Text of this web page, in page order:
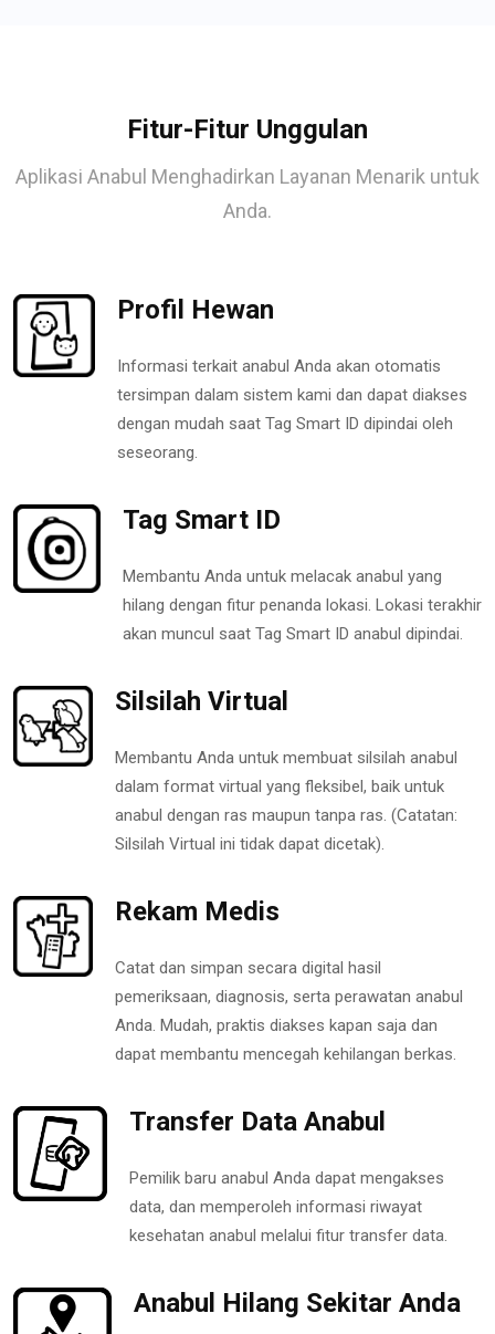
Fitur-Fitur Unggulan
Aplikasi Anabul Menghadirkan Layanan Menarik untuk
Anda.
Profil Hewan
Informasi terkait anabul Anda akan otomatis
tersimpan dalam sistem kami dan dapat diakses
dengan mudah saat Tag Smart ID dipindai oleh
seseorang.
Tag Smart ID
Membantu Anda untuk melacak anabul yang
hilang dengan fitur penanda lokasi. Lokasi terakhir
akan muncul saat Tag Smart ID anabul dipindai.
Silsilah Virtual
Membantu Anda untuk membuat silsilah anabul
dalam format virtual yang fleksibel, baik untuk
anabul dengan ras maupun tanpa ras. (Catatan:
Silsilah Virtual ini tidak dapat dicetak).
Rekam Medis
Catat dan simpan secara digital hasil
pemeriksaan, diagnosis, serta perawatan anabul
Anda. Mudah, praktis diakses kapan saja dan
dapat membantu mencegah kehilangan berkas.
Transfer Data Anabul
Pemilik baru anabul Anda dapat mengakses
data, dan memperoleh informasi riwayat
kesehatan anabul melalui fitur transfer data.
Anabul Hilang Sekitar Anda